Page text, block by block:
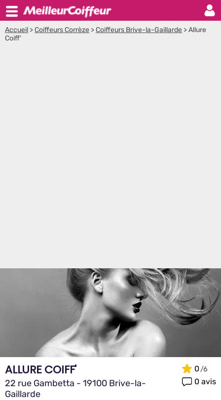
Accueil >Coiffeurs Corrèze >Coiffeurs Brive-la-Gaillarde >Allure
Coiff'
ALLURE COIFF'
22 rue Gambetta - 19100 Brive-la-
Gaillarde
0
0 avis